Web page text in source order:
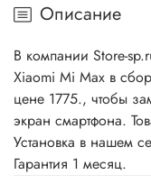
Описание
В компании Store-
Xiaomi Mi Max в
цене 1775., чтобы
экран смартфона.
Установка в нашем
Гарантия 1 месяц.